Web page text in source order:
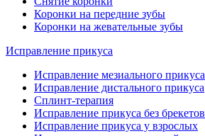
Коронки на передние зубы
Коронки на жевательные зубы
Исправление прикуса
Исправление мезиального прикуса
Исправление дистального прикуса
Сплинт-терапия
Исправление прикуса без брекетов
Исправление прикуса у взрослых